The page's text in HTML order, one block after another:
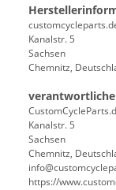
Kanalstr. 5
Sachsen
Chemnitz,
verantwortliche
Kanalstr. 5
Sachsen
Chemnitz,
https://